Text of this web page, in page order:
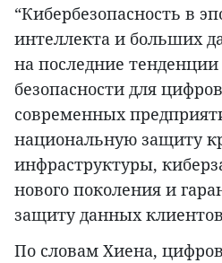
“Кибербезопасность в
интеллекта и больших
на последние
безопасности для
современных
национальную защиту
инфраструктуры,
нового поколения и
защиту данных
По словам Хиена,